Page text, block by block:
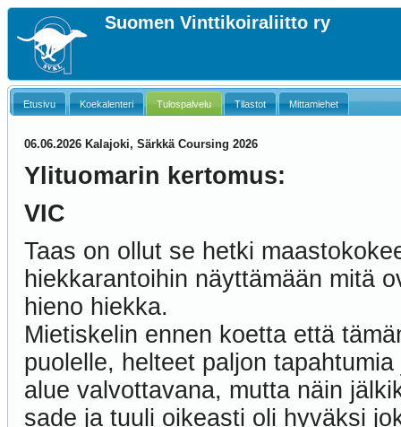
Suomen Vinttikoiraliitto ry
Etusivu Koekalenteri Tulospalvelu Tilastot Mittamiehet
06.06.2026 Kalajoki, Särkkä Coursing 2026
Ylituomarin kertomus:
VIC
Taas on ollut se hetki
hiekkarantoihin näyttämään mitä
hieno hiekka.
Mietiskelin ennen koetta että
puolelle, helteet paljon
alue valvottavana, mutta näin
sade ja tuuli oikeasti oli hyväksi